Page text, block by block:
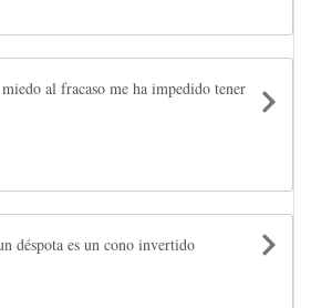
al fracaso me ha impedido tener
déspota es un cono invertido